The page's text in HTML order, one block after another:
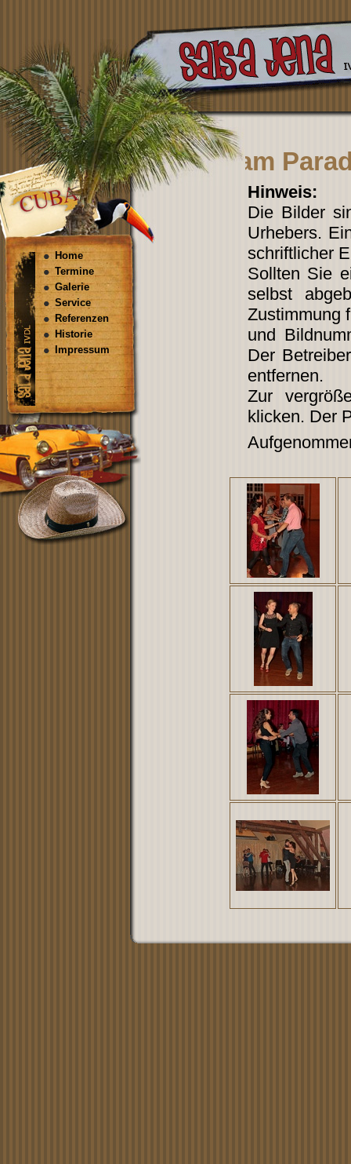
Home
Termine
Galerie
Service
Referenzen
Historie
Impressum
Villa am
Hinweis:
Die Bilder
Urhebers.
schriftlicher
Sollten Sie
selbst
Zustimmung
und
Der
entfernen.
Zur
klicken. Der